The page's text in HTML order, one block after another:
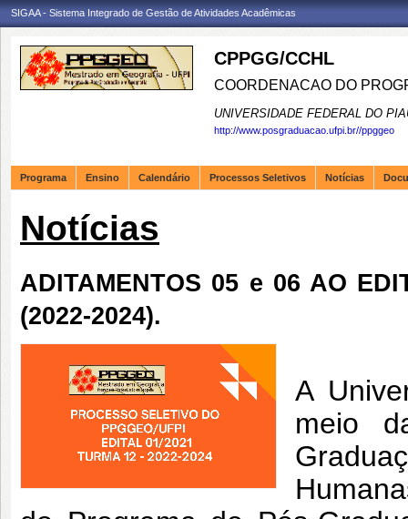
SIGAA - Sistema Integrado de Gestão de Atividades Acadêmicas
CPPGG/CCHL
COORDENACAO DO
UNIVERSIDADE FEDERAL DO
http://www.posgraduacao.ufpi.br//ppggeo
Programa Ensino Calendário Processos Seletivos Notícias
Notícias
ADITAMENTOS 05 e 06 AO
(2022-2024).
A
meio